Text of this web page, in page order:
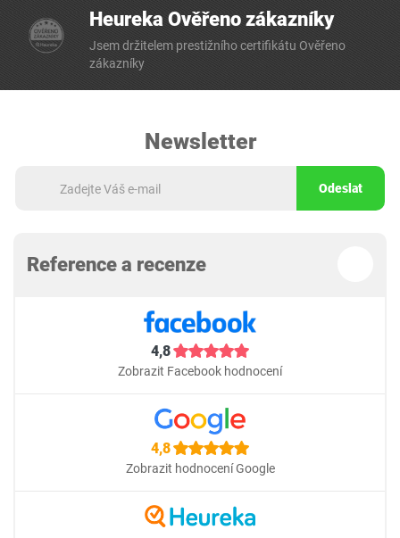
Heureka Ověřeno zákazníky
Jsem držitelem prestižního certifikátu Ověřeno
zákazníky
Newsletter
Odeslat
Reference a recenze
4,8
Zobrazit Facebook hodnocení
4,8
Zobrazit hodnocení Google